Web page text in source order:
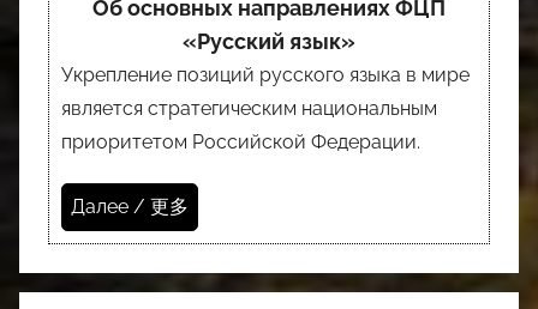
Об основных направлениях ФЦП
«Русский язык»
Укрепление позиций русского языка в мире
является стратегическим национальным
приоритетом Российской Федерации.
Далее / 更多